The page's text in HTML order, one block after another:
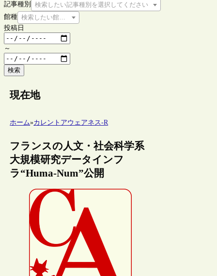
記事種別
検索したい記事種別を選択してください
館種 検索したい館種を選択してください
投稿日
～
検索
現在地
ホーム»カレントアウェアネス-R
フランスの人文・社会科学系
大規模研究データインフ
ラ“Huma-Num”公開